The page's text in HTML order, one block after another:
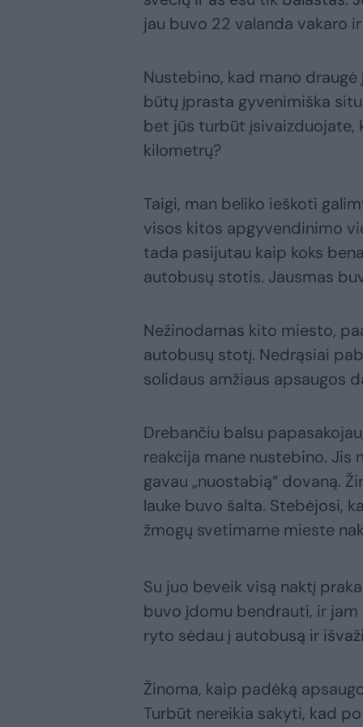
jau buvo 22 valanda vakaro
Nustebino, kad mano
būtų įprasta gyvenimiška
bet jūs turbūt įsivaizduojate,
kilometrų?
Taigi, man beliko ieškoti
visos kitos apgyvendinimo
tada pasijutau kaip koks
autobusų stotis. Jausmas
Nežinodamas kito miesto,
autobusų stotį. Nedrąsiai
solidaus amžiaus apsaugos
Drebančiu balsu
reakcija mane nustebino. Jis
gavau „nuostabią“ dovaną.
lauke buvo šalta. Stebėjosi,
žmogų svetimame mieste
Su juo beveik visą naktį
buvo įdomu bendrauti, ir jam
ryto sėdau į autobusą ir
Žinoma, kaip padėką
Turbūt nereikia sakyti, kad